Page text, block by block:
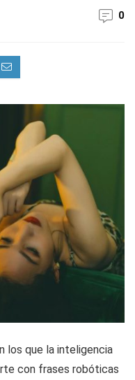
0
los que la inteligencia
con frases robóticas